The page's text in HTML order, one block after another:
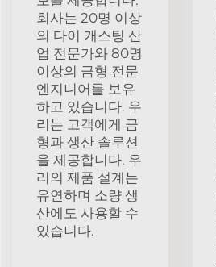
회사는 20명 이상
의 다이 캐스팅 산
업 전문가와 80명
이상의 금형 전문
엔지니어를 보유
하고 있습니다. 우
리는 고객에게 금
형과 생산 솔루션
을 제공합니다. 우
리의 제품 설계는
유연하며 소량 생
산에도 사용할 수
있습니다.